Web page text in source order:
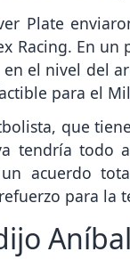
Plate
Racing. En
en el nivel del
para el
que
tendría todo
acuerdo
para la